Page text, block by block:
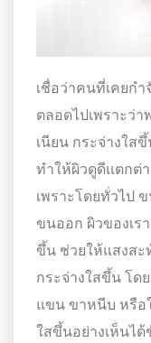
เชื่อว่าคนที่เคยก
ตลอดไปเพราะว่
เนียน กระจ่างใส
ทำให้ผิวดูดีแตกต่
เพราะโดยทั่วไป
ขนออก ผิวของเร
ขึ้น ช่วยให้แสงสะ
กระจ่างใสขึ้น โด
แขน ขาหนีบ หรือ
ใสขึ้นอย่างเห็นได้